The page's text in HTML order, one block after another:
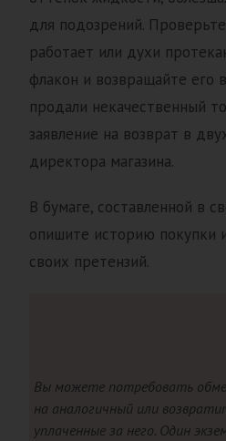
для подозрений.
работает или духи
флакон и возвращайте его
продали некачественный
заявление на возврат в
директора магазина.
В бумаге, составленной в
опишите историю покупки
своих претензий.
Вы можете потребовать
на аналогичный или
уплаченные за него. Один